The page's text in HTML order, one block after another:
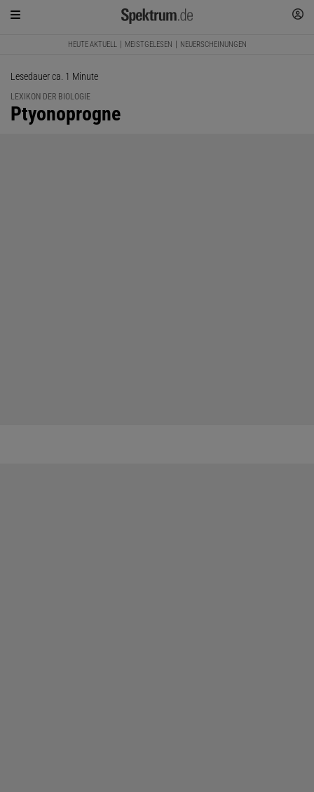
HEUTE AKTUELL MEISTGELESEN NEUERSCHEINUNGEN
Lesedauer ca. 1 Minute
LEXIKON DER BIOLOGIE
:
Ptyonoprogne